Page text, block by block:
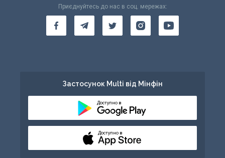
Приєднуйтесь до нас в соц. мережах:
Застосунок Multi від Мінфін
Доступно в
Доступно в